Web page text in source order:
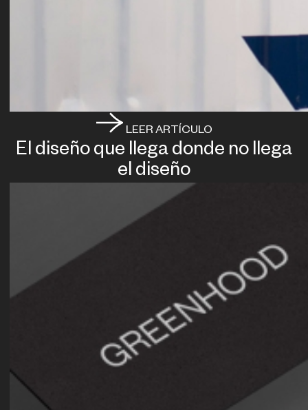
LEER ARTÍCULO
El diseño que llega donde no llega
el diseño